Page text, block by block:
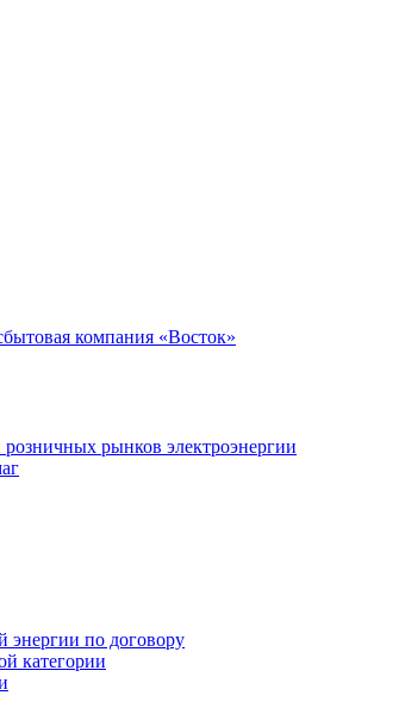
компания «Восток»
рынков электроэнергии
энергии по договору
категории